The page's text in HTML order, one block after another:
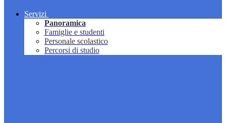
Servizi
Panoramica
Famiglie e studenti
Personale scolastico
Percorsi di studio